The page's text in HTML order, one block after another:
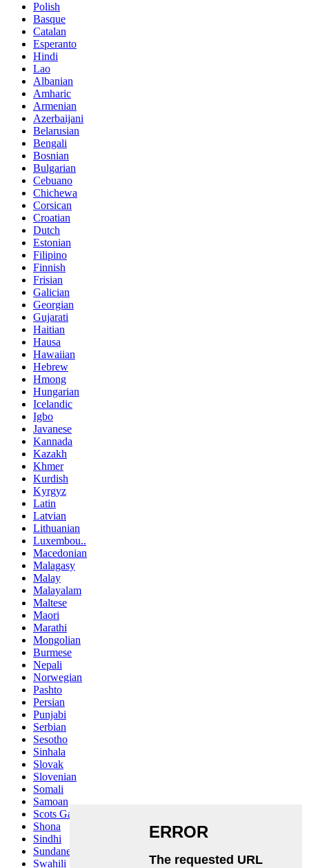
Polish
Basque
Catalan
Esperanto
Hindi
Lao
Albanian
Amharic
Armenian
Azerbaijani
Belarusian
Bengali
Bosnian
Bulgarian
Cebuano
Chichewa
Corsican
Croatian
Dutch
Estonian
Filipino
Finnish
Frisian
Galician
Georgian
Gujarati
Haitian
Hausa
Hawaiian
Hebrew
Hmong
Hungarian
Icelandic
Igbo
Javanese
Kannada
Kazakh
Khmer
Kurdish
Kyrgyz
Latin
Latvian
Lithuanian
Luxembou..
Macedonian
Malagasy
Malay
Malayalam
Maltese
Maori
Marathi
Mongolian
Burmese
Nepali
Norwegian
Pashto
Persian
Punjabi
Serbian
Sesotho
Sinhala
Slovak
Slovenian
Somali
Samoan
Scots Gaelic
Shona
Sindhi
Sundanese
Swahili